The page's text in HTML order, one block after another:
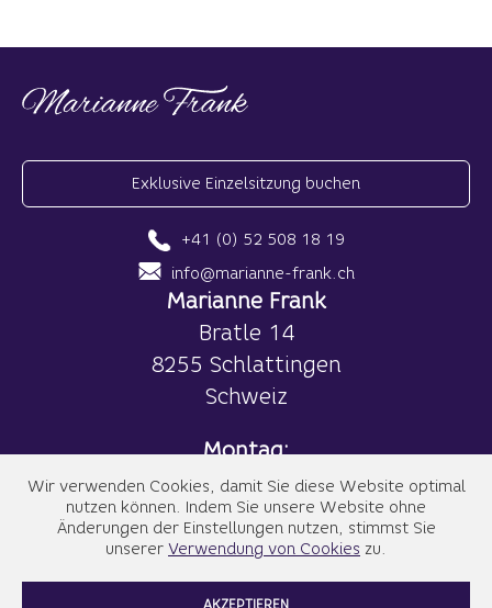
Exklusive Einzelsitzung buchen
+41 (0) 52 508 18 19
info@marianne-frank.ch
Marianne Frank
Bratle 14
8255 Schlattingen
Schweiz
Montag:
13.30 - 15.00
Dienstag - Freitag:
08.30 - 11.30
Wir verwenden Cookies, damit Sie diese Website optimal
nutzen können. Indem Sie unsere Website ohne
Änderungen der Einstellungen nutzen, stimmst Sie
unserer Verwendung von Cookies zu.
AKZEPTIEREN